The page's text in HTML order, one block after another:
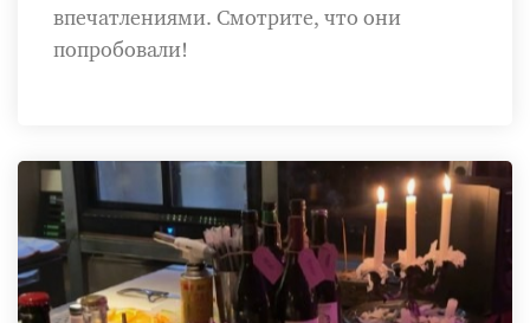
впечатлениями. Смотрите, что они
попробовали!